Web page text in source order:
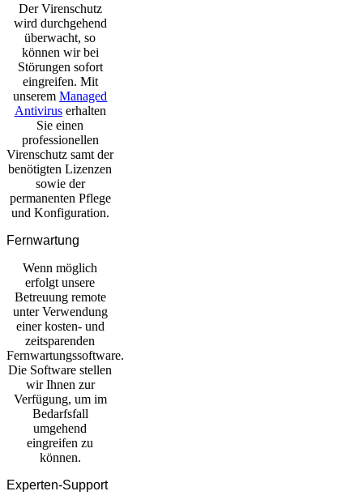
Der Virenschutz
wird durchgehend
überwacht, so
können wir bei
Störungen sofort
eingreifen. Mit
unseremManaged
Antiviruserhalten
Sie einen
professionellen
Virenschutz samt der
benötigten Lizenzen
sowie der
permanenten Pflege
und Konfiguration.
Fernwartung
Wenn möglich
erfolgt unsere
Betreuung remote
unter Verwendung
einer kosten- und
zeitsparenden
Fernwartungssoftware.
Die Software stellen
wir Ihnen zur
Verfügung, um im
Bedarfsfall
umgehend
eingreifen zu
können.
Experten-Support